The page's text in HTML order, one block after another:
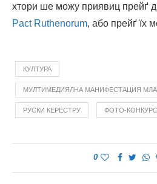
хтори ше можу приявиц прейґ
Pact Ruthenorum, або прейґ їх
КУЛТУРА
МУЛТИМЕДИЯЛНА МАНИФЕСТАЦИЯ
РУСКИ КЕРЕСТРУ ФОТО-КОНКУРС
0